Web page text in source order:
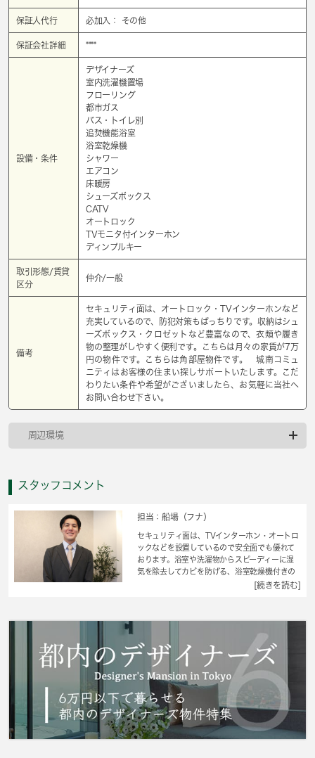
保証人代行 必加入： その他
保証会社詳細 ****
設備・条件
デザイナーズ
室内洗濯機置場
フローリング
都市ガス
バス・トイレ別
追焚機能浴室
浴室乾燥機
シャワー
エアコン
床暖房
シューズボックス
CATV
オートロック
TVモニタ付インターホン
ディンプルキー
取引形態/賃貸
区分
仲介/一般
備考
セキュリティ面は、オートロック・TVインターホンなど
充実しているので、防犯対策もばっちりです。収納はシュ
ーズボックス・クロゼットなど豊富なので、衣類や履き
物の整理がしやすく便利です。こちらは月々の家賃が7万
円の物件です。こちらは角部屋物件です。 城南コミュ
ニティはお客様の住まい探しサポートいたします。こだ
わりたい条件や希望がございましたら、お気軽に当社へ
お問い合わせ下さい。
周辺環境
スタッフコメント
担当：船場（フナ）
セキュリティ面は、TVインターホン・オートロ
ックなどを設置しているので安全面でも優れて
おります。浴室や洗濯物からスピーディーに湿
気を除去してカビを防げる、浴室乾燥機付きの
物件です。収納はクロゼット・シューズボック
イプになります。CATV受信環境があり、地域
た1Rを当社でご紹介しております。板橋区エリ
アにある賃貸情報のことなら、地域に密着した
当社へお任せ下さい。当社は、多種多様な賃貸
情報を取り扱っております。ご要望や不明な点
などございましたら、お気軽にご連絡下さい。
[続きを読む]